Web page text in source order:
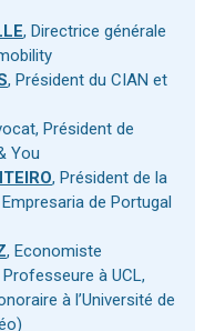
, Directrice générale
, Président du CIAN et
Président de
You
, Président de la
de Portugal
, Economiste
à UCL,
à l’Université de